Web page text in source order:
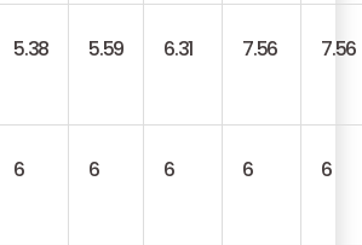
5.38 5.59 6.31 7.56 7.56
6 6 6 6 6